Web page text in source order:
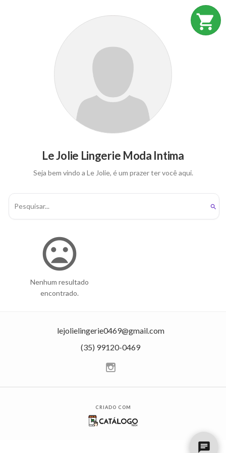
shopping_cart
chat
Le Jolie Lingerie Moda Intima
Seja bem vindo a Le Jolie, é um prazer ter você aqui.
search
mood_bad
Nenhum resultado
encontrado.
lejolielingerie0469@gmail.com
(35) 99120-0469
CRIADO COM